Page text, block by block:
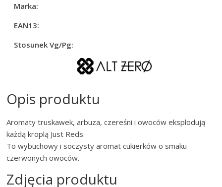
Marka:
EAN13:
Stosunek Vg/Pg:
Opis produktu
Aromaty truskawek, arbuza, czereśni i owoców eksplodują
każdą kroplą Just Reds.
To wybuchowy i soczysty aromat cukierków o smaku
czerwonych owoców.
Zdjęcia produktu